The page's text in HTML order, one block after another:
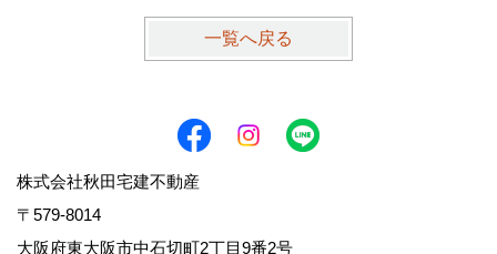
一覧へ戻る
株式会社秋田宅建不動産
〒579-8014
大阪府東大阪市中石切町2丁目9番2号